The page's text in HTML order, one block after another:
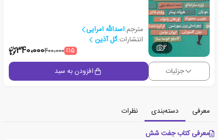
2
مترجم:اسدالله امرایی
انتشارات:گل آذین
٪15400،000340،000
جزئیات افزودن به سبد
معرفی دسته‌بندی
نظرات
معرفی کتاب جفت شش